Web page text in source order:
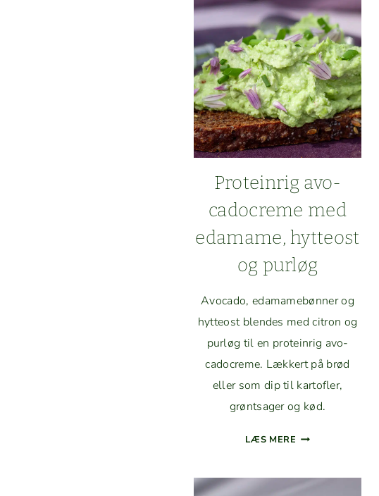
Pro­tein­rig avo­
cadocreme med
edamame, hyt­teost
og purløg
Avo­ca­do, edamame­bøn­ner og
hyt­teost blendes med cit­ron og
purløg til en pro­tein­rig avo­
cadocreme. Lækkert på brød
eller som dip til kartofler,
grøntsager og kød.
LÆS MERE PRO­